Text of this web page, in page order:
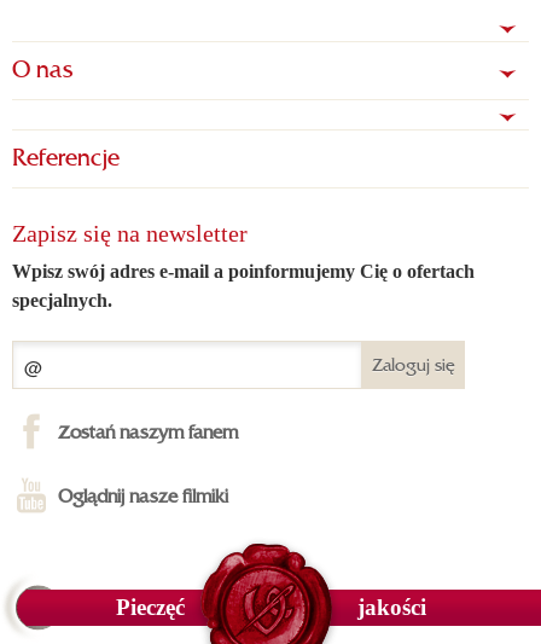
O nas
Referencje
Zapisz się na newsletter
Wpisz swój adres e-mail a poinformujemy Cię o ofertach
specjalnych.
Zaloguj się
Zostań naszym fanem
Oglądnij nasze filmiki
Pieczęć jakości